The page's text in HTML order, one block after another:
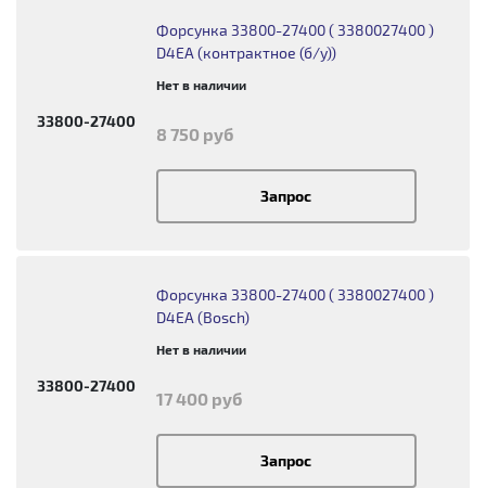
33800-27400
Форсунка 33800-27400 ( 3380027400 )
D4EA (контрактное (б/у))
Нет в наличии
8 750 руб
Запрос
33800-27400
Форсунка 33800-27400 ( 3380027400 )
D4EA (Bosch)
Нет в наличии
17 400 руб
Запрос